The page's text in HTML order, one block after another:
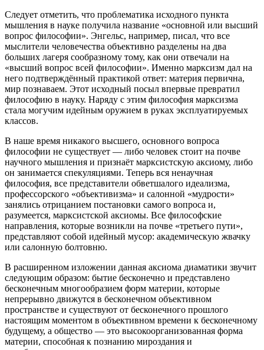
Следует отметить, что проблематика исходного пункта
мышления в науке получила название «основной или высший
вопрос философии». Энгельс, например, писал, что все
мыслители человечества объективно разделены на два
больших лагеря сообразному тому, как они отвечали на
«высший вопрос всей философии». Именно марксизм дал на
него подтверждённый практикой ответ: материя первична,
мир познаваем. Этот исходный посыл впервые превратил
философию в науку. Наряду с этим философия марксизма
стала могучим идейным оружием в руках эксплуатируемых
классов.
В наше время никакого высшего, основного вопроса
философии не существует — либо человек стоит на почве
научного мышления и признаёт марксистскую аксиому, либо
он занимается спекуляциями. Теперь вся ненаучная
философия, все представители обветшалого идеализма,
профессорского «объективизма» и салонной «мудрости»
занялись отрицанием постановки самого вопроса и,
разумеется, марксистской аксиомы. Все философские
направления, которые возникли на почве «третьего пути»,
представляют собой идейный мусор: академическую жвачку
или салонную болтовню.
В расширенном изложении данная аксиома диаматики звучит
следующим образом: бытие бесконечно и представлено
бесконечным многообразием форм материи, которые
непрерывно движутся в бесконечном объективном
пространстве и существуют от бесконечного прошлого
настоящим моментом в объективном времени к бесконечному
будущему, а общество — это высокоорганизованная форма
материи, способная к познанию мироздания и